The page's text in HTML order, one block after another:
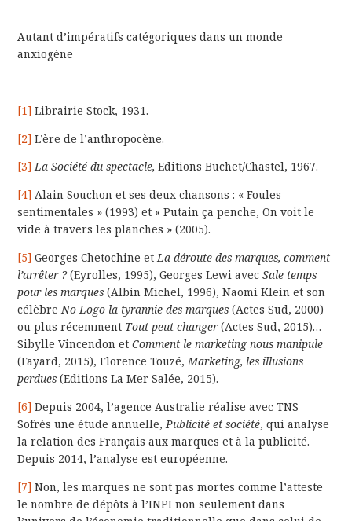
Autant d’impératifs catégoriques dans un monde
anxiogène
[1] Librairie Stock, 1931.
[2] L’ère de l’anthropocène.
[3] La Société du spectacle, Editions Buchet/Chastel, 1967.
[4] Alain Souchon et ses deux chansons : « Foules
sentimentales » (1993) et « Putain ça penche, On voit le
vide à travers les planches » (2005).
[5] Georges Chetochine etLa déroute des marques, comment
l’arrêter ?(Eyrolles, 1995), Georges Lewi avecSale temps
pour les marques(Albin Michel, 1996), Naomi Klein et son
célèbreNo Logo la tyrannie des marques(Actes Sud, 2000)
ou plus récemment Tout peut changer(Actes Sud, 2015)…
Sibylle Vincendon etComment le marketing nous manipule
(Fayard, 2015), Florence Touzé,Marketing, les illusions
perdues (Editions La Mer Salée, 2015).
[6] Depuis 2004, l’agence Australie réalise avec TNS
Sofrès une étude annuelle,Publicité et société, qui analyse
la relation des Français aux marques et à la publicité.
Depuis 2014, l’analyse est européenne.
[7] Non, les marques ne sont pas mortes comme l’atteste
le nombre de dépôts à l’INPI non seulement dans